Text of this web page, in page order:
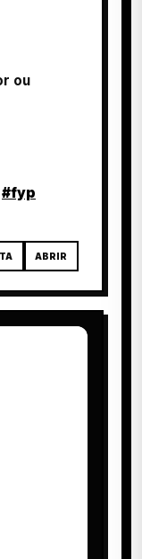
ou
#fyp
ABRIR